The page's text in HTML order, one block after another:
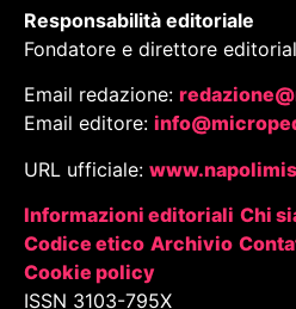
Responsabilità editoriale
Fondatore e direttore
Email redazione:
Email editore:
URL ufficiale:
Informazioni editoriali Chi
Codice etico Archivio
Cookie policy
ISSN 3103-795X